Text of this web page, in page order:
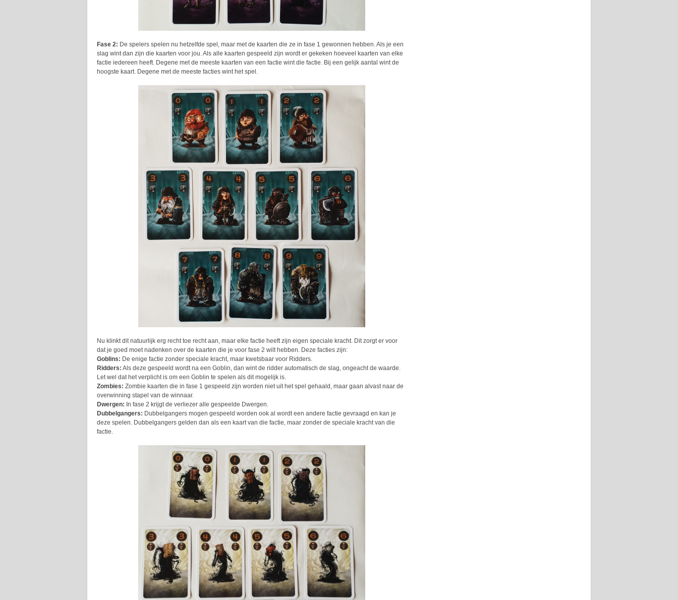
Fase 2: De spelers spelen nu hetzelfde spel, maar met de kaarten die ze in fase 1 gewonnen hebben. Als je een
slag wint dan zijn die kaarten voor jou. Als alle kaarten gespeeld zijn wordt er gekeken hoeveel kaarten van elke
factie iedereen heeft. Degene met de meeste kaarten van een factie wint die factie. Bij een gelijk aantal wint de
hoogste kaart. Degene met de meeste facties wint het spel.
Nu klinkt dit natuurlijk erg recht toe recht aan, maar elke factie heeft zijn eigen speciale kracht. Dit zorgt er voor
dat je goed moet nadenken over de kaarten die je voor fase 2 wilt hebben. Deze facties zijn:
Goblins: De enige factie zonder speciale kracht, maar kwetsbaar voor Ridders.
Ridders: Als deze gespeeld wordt na een Goblin, dan wint de ridder automatisch de slag, ongeacht de waarde.
Let wel dat het verplicht is om een Goblin te spelen als dit mogelijk is.
Zombies: Zombie kaarten die in fase 1 gespeeld zijn worden niet uit het spel gehaald, maar gaan alvast naar de
overwinning stapel van de winnaar.
Dwergen: In fase 2 krijgt de verliezer alle gespeelde Dwergen.
Dubbelgangers: Dubbelgangers mogen gespeeld worden ook al wordt een andere factie gevraagd en kan je
deze spelen. Dubbelgangers gelden dan als een kaart van die factie, maar zonder de speciale kracht van die
factie.